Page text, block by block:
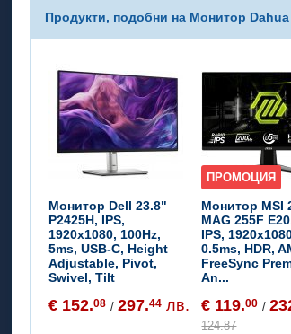
Продукти, подобни на Монитор Dahua
Монитор Dell 23.8"
P2425H, IPS,
1920x1080, 100Hz,
5ms, USB-C, Height
Adjustable, Pivot,
Swivel, Tilt
€ 152.08 /297.44 лв.
ПРОМОЦИЯ
Монитор MSI
MAG 255F
IPS,
0.5ms, HDR,
FreeSync
An...
€ 119.00 /
124.87